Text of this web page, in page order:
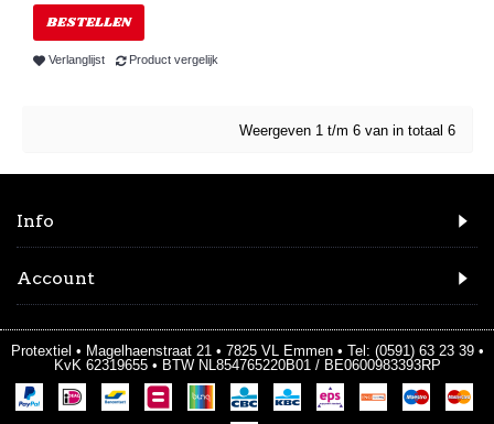
BESTELLEN
Verlanglijst Product vergelijk
Weergeven 1 t/m 6 van in totaal 6
Info
Account
Protextiel • Magelhaenstraat 21 • 7825 VL Emmen • Tel: (0591) 63 23 39 •
KvK 62319655 • BTW NL854765220B01 / BE0600983393RP